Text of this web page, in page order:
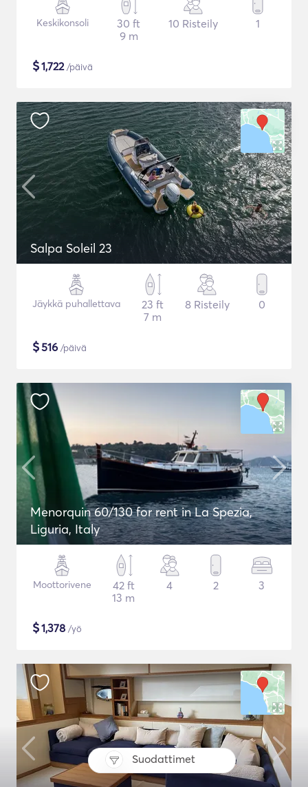
Suodattimet
Keskikonsoli
30 ft
9 m
10 Risteily 1
$1,722/päivä
Salpa Soleil 23
Jäykkä puhallettava
23 ft
7 m
8 Risteily 0
$516 /päivä
Menorquin 60/130 for rent in La Spezia,
Liguria, Italy
Moottorivene
42 ft
13 m
4 2 3
$1,378 /yö